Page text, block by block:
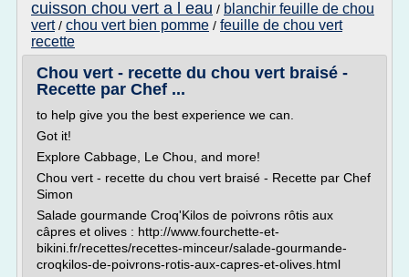
cuisson chou vert a l eau / blanchir feuille de chou
vert/ chou vert bien pomme / feuille de chou vert
recette
Chou vert - recette du chou vert braisé -
Recette par Chef ...
to help give you the best experience we can.
Got it!
Explore Cabbage, Le Chou, and more!
Chou vert - recette du chou vert braisé - Recette par Chef
Simon
Salade gourmande Croq'Kilos de poivrons rôtis aux
câpres et olives : http://www.fourchette-et-
bikini.fr/recettes/recettes-minceur/salade-gourmande-
croqkilos-de-poivrons-rotis-aux-capres-et-olives.html